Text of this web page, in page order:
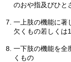
のおや指及びひと
一上肢の機能に著
欠くもの若しくは
一下肢の機能を全
くもの